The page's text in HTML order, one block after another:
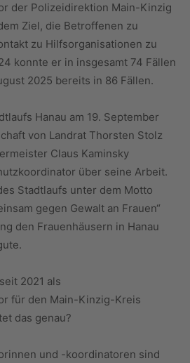
der Polizeidirektion Main-Kinzig
Ziel, die Betroffenen zu
zu Hilfsorganisationen zu
konnte er in insgesamt 74 Fällen
2025 bereits in 86 Fällen.
Hanau am 19. September
von Landrat Thorsten Stolz
Claus Kaminsky
über seine Arbeit.
Stadtlaufs unter dem Motto
gegen Gewalt an Frauen“
den Frauenhäusern in Hanau
2021 als
für den Main-Kinzig-Kreis
das genau?
und -koordinatoren sind